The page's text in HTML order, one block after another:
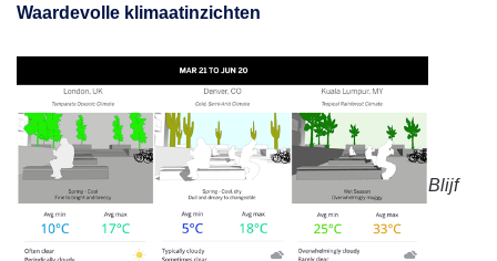
Waardevolle klimaatinzichten
Blijf